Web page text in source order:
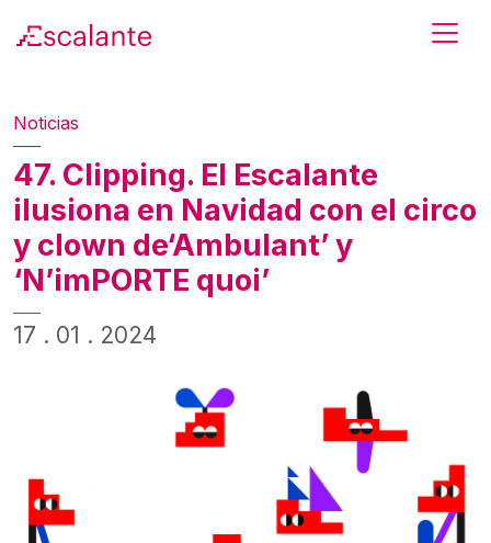
Noticias
47. Clipping. El Escalante
ilusiona en Navidad con el circo
y clown de‘Ambulant’ y
‘N’imPORTE quoi’
17 . 01 . 2024